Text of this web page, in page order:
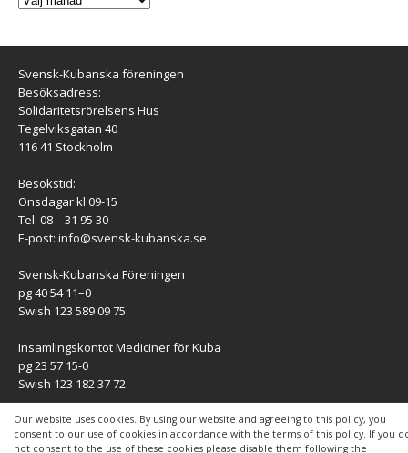
Our website uses cookies. By using our website and agreeing to this policy, you
consent to our use of cookies in accordance with the terms of this policy. If you
not consent to the use of these cookies please disable them following the
Svensk-Kubanska föreningen
Besöksadress:
Solidaritetsrörelsens Hus
Tegelviksgatan 40
116 41 Stockholm
Besökstid:
Onsdagar kl 09-15
Tel: 08 – 31 95 30
E-post: info@svensk-kubanska.se
Svensk-Kubanska Föreningen
pg 40 54 11–0
Swish 123 589 09 75
Insamlingskontot Mediciner för Kuba
pg 23 57 15-0
Swish 123 182 37 72
KONTAKT